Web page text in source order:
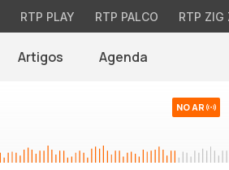
RTP PLAY RTP PALCO RTP ZIG
Artigos Agenda
NO AR